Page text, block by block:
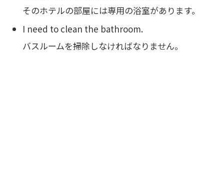
そのホテルの部屋には専用の浴室があります。
I need to clean the bathroom.
バスルームを掃除しなければなりません。